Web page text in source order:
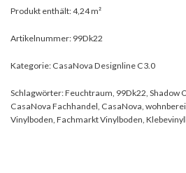
Produkt enthält: 4,24m²
Artikelnummer: 99Dk22
Kategorie: CasaNova Designline C3.0
Schlagwörter:Feuchtraum, 99Dk22, Shadow
CasaNova Fachhandel, CasaNova,
Vinylboden, Fachmarkt Vinylboden,